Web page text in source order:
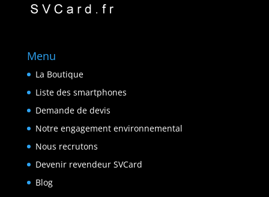
Menu
La Boutique
Liste des smartphones
Demande de devis
Notre engagement environnemental
Nous recrutons
Devenir revendeur SVCard
Blog